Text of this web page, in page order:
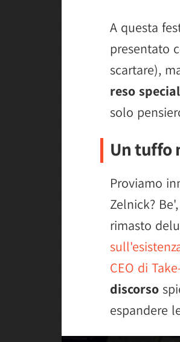
A questa
presentato
scartare),
reso
solo
Un tuffo
Proviamo
Zelnick?
rimasto
CEO di
discorso
espandere